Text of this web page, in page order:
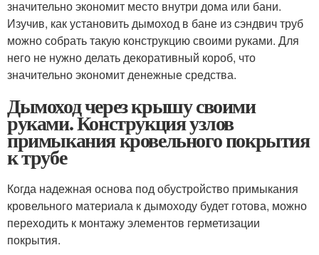
значительно экономит место внутри дома или бани.
Изучив, как установить дымоход в бане из сэндвич труб
можно собрать такую конструкцию своими руками. Для
него не нужно делать декоративный короб, что
значительно экономит денежные средства.
Дымоход через крышу своими
руками. Конструкция узлов
примыкания кровельного покрытия
к трубе
Когда надежная основа под обустройство примыкания
кровельного материала к дымоходу будет готова, можно
переходить к монтажу элементов герметизации
покрытия.